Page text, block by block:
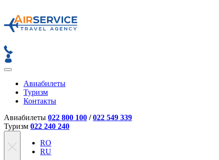
Авиабилеты
Туризм
Контакты
Авиабилеты 022 800 100 /022 549 339
Туризм 022 240 240
RO
RU